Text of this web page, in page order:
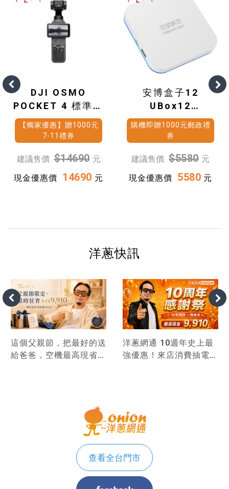
DJI OSMO
POCKET 4 標準套
裝
【獨家優惠】贈1000元
7-11禮券
建議售價 $14690 元
現金優惠價
14690 元
安博盒子12
UBox12
(4G+64G)
購機即贈1000元郵政禮
券
建議售價 $5580 元
現金優惠價
5580 元
洋蔥快訊
這個父親節，把最好的送
給爸爸，空機最高現省
洋蔥網通 10週年史上最
強優惠！來店消費抽電
查看全台門市